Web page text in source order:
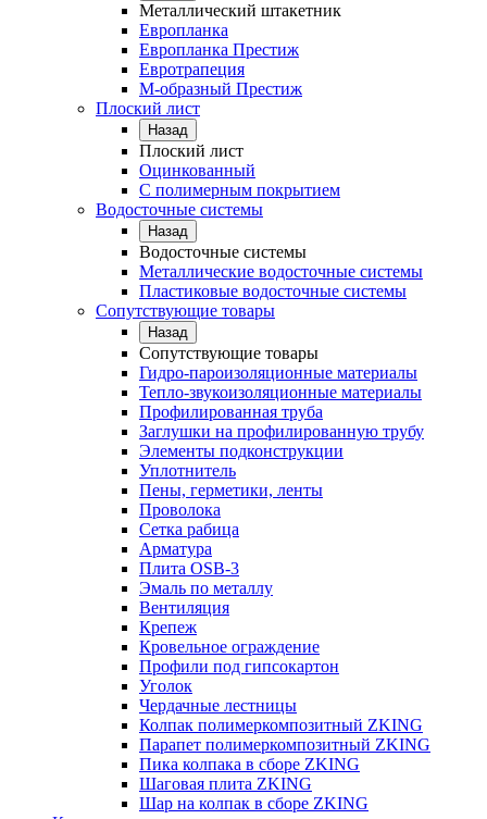
Металлический штакетник
Европланка
Европланка Престиж
Евротрапеция
М-образный Престиж
Плоский лист
Назад
Плоский лист
Оцинкованный
С полимерным покрытием
Водосточные системы
Назад
Водосточные системы
Металлические водосточные системы
Пластиковые водосточные системы
Сопутствующие товары
Назад
Сопутствующие товары
Гидро-пароизоляционные материалы
Тепло-звукоизоляционные материалы
Профилированная труба
Заглушки на профилированную трубу
Элементы подконструкции
Уплотнитель
Пены, герметики, ленты
Проволока
Сетка рабица
Арматура
Плита OSB-3
Эмаль по металлу
Вентиляция
Крепеж
Кровельное ограждение
Профили под гипсокартон
Уголок
Чердачные лестницы
Колпак полимеркомпозитный ZKING
Парапет полимеркомпозитный ZKING
Пика колпака в сборе ZKING
Шаговая плита ZKING
Шар на колпак в сборе ZKING